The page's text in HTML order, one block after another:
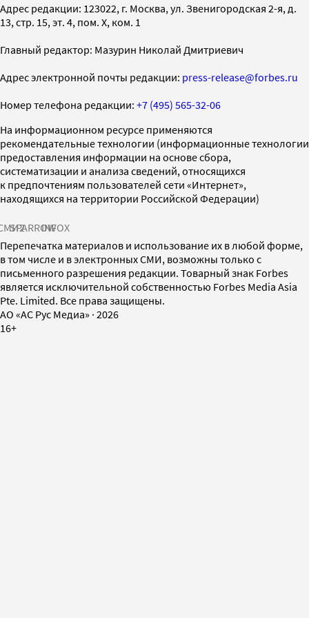
Адрес редакции: 123022, г. Москва, ул. Звенигородская 2-я, д.
13, стр. 15, эт. 4, пом. X, ком. 1
Главный редактор: Мазурин Николай Дмитриевич
Адрес электронной почты редакции: press-release@forbes.ru
Номер телефона редакции: +7 (495) 565-32-06
На информационном ресурсе применяются
рекомендательные технологии (информационные технологии
предоставления информации на основе сбора,
систематизации и анализа сведений, относящихся
к предпочтениям пользователей сети «Интернет»,
находящихся на территории Российской Федерации)
SPARROWINFOX
Перепечатка материалов и использование их в любой форме,
в том числе и в электронных СМИ, возможны только с
письменного разрешения редакции. Товарный знак Forbes
является исключительной собственностью Forbes Media Asia
Pte. Limited. Все права защищены.
AO «АС Рус Медиа» · 2026
16+